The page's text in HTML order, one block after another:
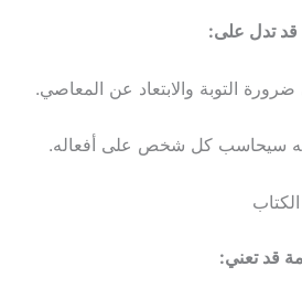
قد تدل على:
التوبة والابتعاد عن المعاصي.
سيحاسب كل شخص على أفعاله.
قد تعني: